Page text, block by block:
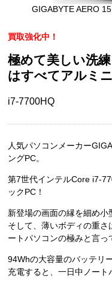
GIGABYTE AERO
買取強化中！
極めて美しい洗
はすべてアルミニ
i7-7700HQ
人気パソコンメーカー
ングPC。
第7世代インテルCore i7-
ックPC！
新登場の画面の縁を細め小
そして、薄いボディの重
ートパソコンの極みと言っ
94Whの大容量のバッテリ
充電すると、一日中ノート